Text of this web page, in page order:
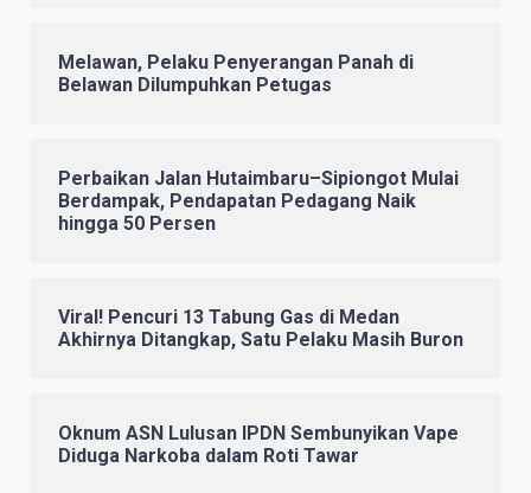
Melawan, Pelaku Penyerangan Panah di
Belawan Dilumpuhkan Petugas
Perbaikan Jalan Hutaimbaru–Sipiongot Mulai
Berdampak, Pendapatan Pedagang Naik
hingga 50 Persen
Viral! Pencuri 13 Tabung Gas di Medan
Akhirnya Ditangkap, Satu Pelaku Masih Buron
Oknum ASN Lulusan IPDN Sembunyikan Vape
Diduga Narkoba dalam Roti Tawar